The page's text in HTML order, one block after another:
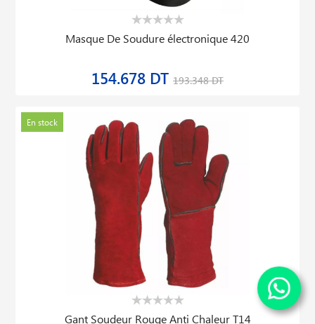
Masque De Soudure électronique 420
154.678 DT 193.348 DT
En stock
Gant Soudeur Rouge Anti Chaleur T14